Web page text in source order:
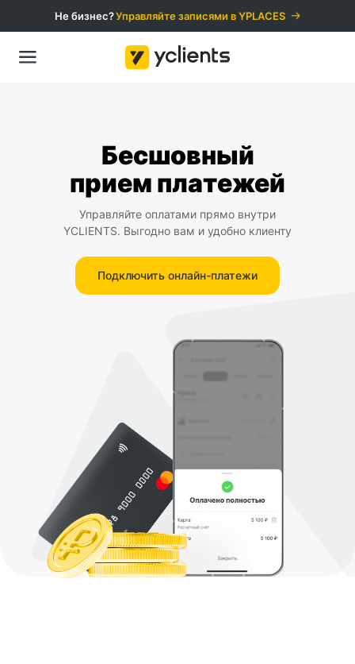
Управляйте записями в YPLACES️
Не бизнес?
Бесшовный
прием платежей
Управляйте оплатами прямо внутри
YCLIENTS. Выгодно вам и удобно клиенту
Подключить онлайн-платежи